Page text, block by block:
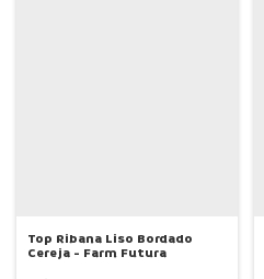
Top Ribana Liso Bordado
Cereja - Farm Futura